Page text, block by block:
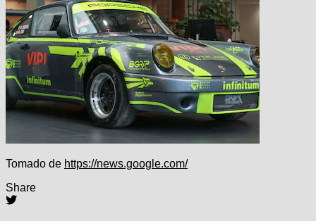
Tomado de https://news.google.com/
Share